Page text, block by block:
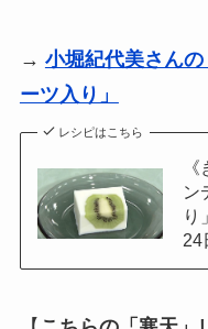
→ 小堀紀代美さん
ーツ入り」
レシピはこちら
ン
り
24